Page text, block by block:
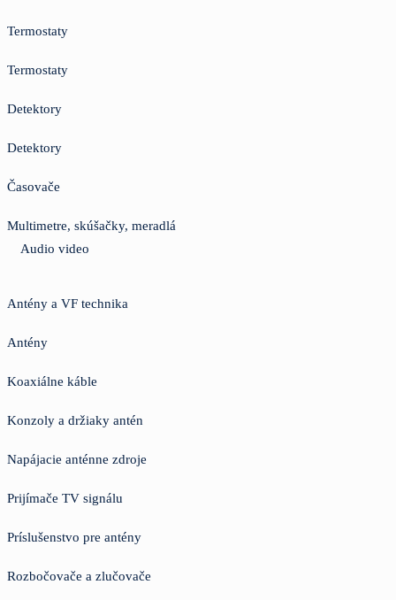
Termostaty
Termostaty
Detektory
Detektory
Časovače
Multimetre, skúšačky, meradlá
Audio video
Antény a VF technika
Antény
Koaxiálne káble
Konzoly a držiaky antén
Napájacie anténne zdroje
Prijímače TV signálu
Príslušenstvo pre antény
Rozbočovače a zlučovače